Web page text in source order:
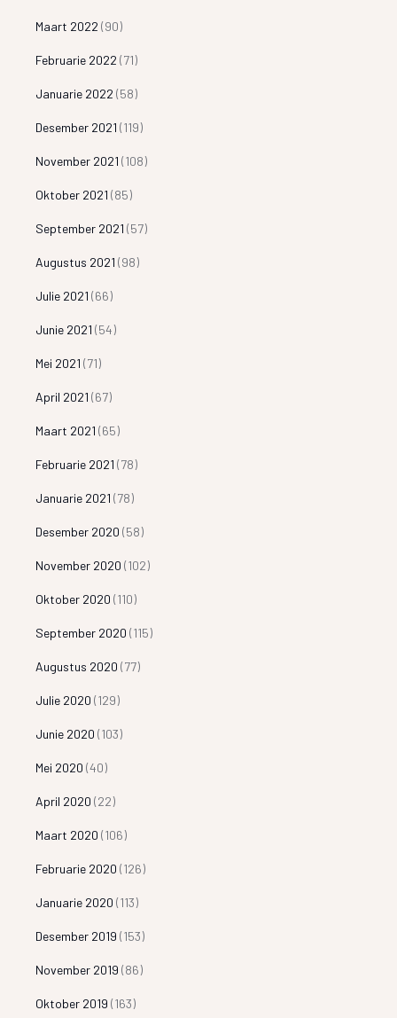
Maart 2022 (90)
Februarie 2022 (71)
Januarie 2022 (58)
Desember 2021 (119)
November 2021 (108)
Oktober 2021 (85)
September 2021 (57)
Augustus 2021 (98)
Julie 2021 (66)
Junie 2021 (54)
Mei 2021 (71)
April 2021 (67)
Maart 2021 (65)
Februarie 2021 (78)
Januarie 2021 (78)
Desember 2020 (58)
November 2020 (102)
Oktober 2020 (110)
September 2020 (115)
Augustus 2020 (77)
Julie 2020 (129)
Junie 2020 (103)
Mei 2020 (40)
April 2020 (22)
Maart 2020 (106)
Februarie 2020 (126)
Januarie 2020 (113)
Desember 2019 (153)
November 2019 (86)
Oktober 2019 (163)